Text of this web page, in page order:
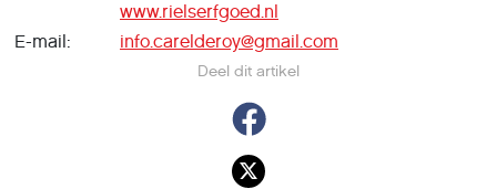
Deel dit artikel
www.rielserfgoed.nl
E-mail:
info.carelderoy@gmail.com